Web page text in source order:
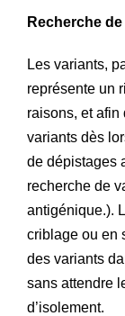
Recherche
Les variants,
représente un
raisons, et
variants dès
de dépistages
recherche de
antigénique.).
criblage ou en
des variants
sans attendre
d’isolement.